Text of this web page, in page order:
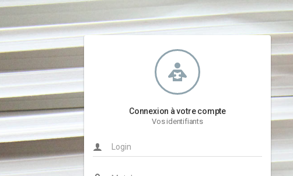
Connexion à votre compte
Vos identifiants